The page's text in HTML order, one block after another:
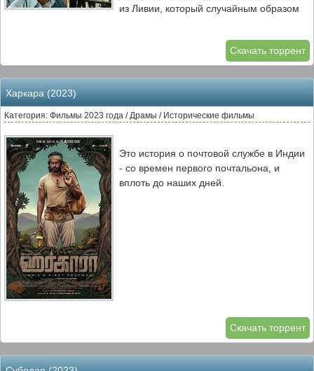
из Ливии, который случайным образом
Скачать торрент
Харкара (2023)
Категория: Фильмы 2023 года / Драмы / Исторические фильмы
Это история о почтовой службе в Индии
- со времен первого почтальона, и
вплоть до наших дней.
Скачать торрент